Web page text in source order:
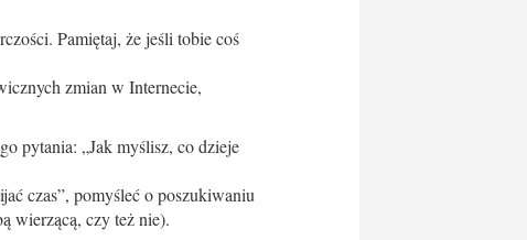
Pamiętaj, że jeśli tobie coś
zmian w Internecie,
pytania: „Jak myślisz, co dzieje
czas”, pomyśleć o poszukiwaniu
wierzącą, czy też nie).